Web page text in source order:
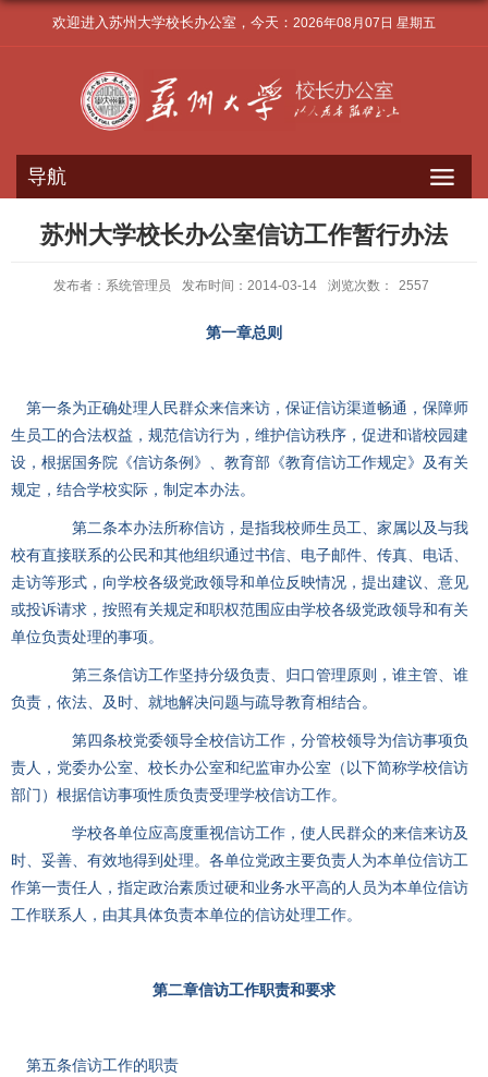
欢迎进入苏州大学校长办公室，今天： 2026年08月07日 星期五
导航
苏州大学校长办公室信访工作暂行办法
发布者：系统管理员 发布时间：2014-03-14 浏览次数： 2557
第一章总则
第一条为正确处理人民群众来信来访，保证信访渠道畅通，保障师
生员工的合法权益，规范信访行为，维护信访秩序，促进和谐校园建
设，根据国务院《信访条例》、教育部《教育信访工作规定》及有关
规定，结合学校实际，制定本办法。
第二条本办法所称信访，是指我校师生员工、家属以及与我
校有直接联系的公民和其他组织通过书信、电子邮件、传真、电话、
走访等形式，向学校各级党政领导和单位反映情况，提出建议、意见
或投诉请求，按照有关规定和职权范围应由学校各级党政领导和有关
单位负责处理的事项。
第三条信访工作坚持分级负责、归口管理原则，谁主管、谁
负责，依法、及时、就地解决问题与疏导教育相结合。
第四条校党委领导全校信访工作，分管校领导为信访事项负
责人，党委办公室、校长办公室和纪监审办公室（以下简称学校信访
部门）根据信访事项性质负责受理学校信访工作。
学校各单位应高度重视信访工作，使人民群众的来信来访及
时、妥善、有效地得到处理。各单位党政主要负责人为本单位信访工
作第一责任人，指定政治素质过硬和业务水平高的人员为本单位信访
工作联系人，由其具体负责本单位的信访处理工作。
第二章信访工作职责和要求
第五条信访工作的职责